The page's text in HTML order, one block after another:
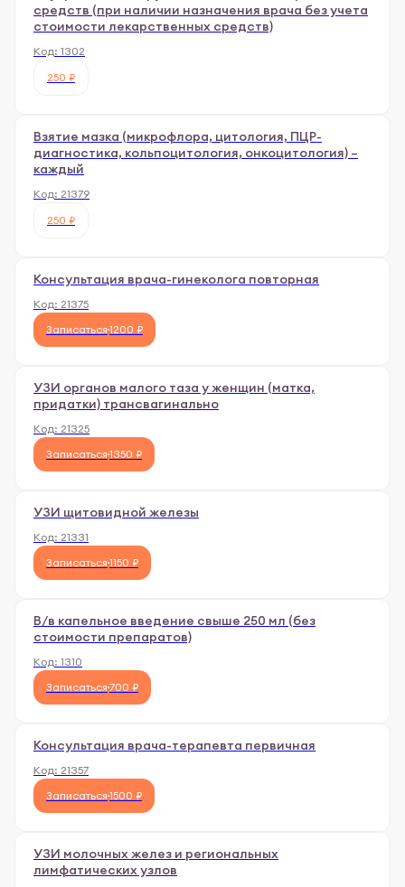
средств (при наличии назначения врача без учета
стоимости лекарственных средств)
Код: 1302
250 ₽
Взятие мазка (микрофлора, цитология, ПЦР-
диагностика, кольпоцитология, онкоцитология) –
каждый
Код: 21379
250 ₽
Консультация врача-гинеколога повторная
Код: 21375
Записаться 1200 ₽
УЗИ органов малого таза у женщин (матка,
придатки) трансвагинально
Код: 21325
Записаться 1350 ₽
УЗИ щитовидной железы
Код: 21331
Записаться 1150 ₽
В/в капельное введение свыше 250 мл (без
стоимости препаратов)
Код: 1310
Записаться 700 ₽
Консультация врача-терапевта первичная
Код: 21357
Записаться 1500 ₽
УЗИ молочных желез и региональных
лимфатических узлов